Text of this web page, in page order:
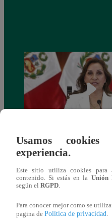
Congreso: proponen que el
salario presidencial se
Usamos
experiencia.
Este sitio utiliza cookies para
contenido. Si estás en la Unión
según el RGPD
Para conocer mejor como se
pagina de Política de privacidad